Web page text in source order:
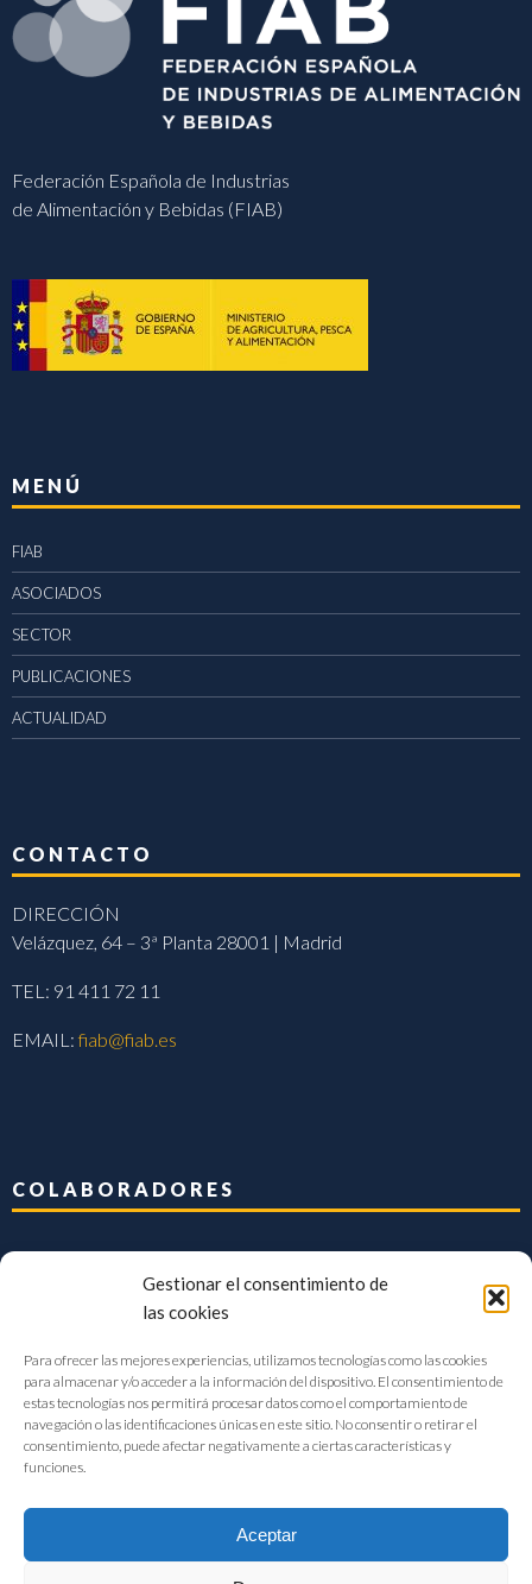
Gestionar el consentimiento de
las cookies
Para ofrecer las mejores experiencias, utilizamos tecnologías como las cookies
para almacenar y/o acceder a la información del dispositivo. El consentimiento de
estas tecnologías nos permitirá procesar datos como el comportamiento de
navegación o las identificaciones únicas en este sitio. No consentir o retirar el
consentimiento, puede afectar negativamente a ciertas características y
funciones.
Aceptar
Federación Española de Industrias
de Alimentación y Bebidas (FIAB)
MENÚ
FIAB
ASOCIADOS
SECTOR
PUBLICACIONES
ACTUALIDAD
CONTACTO
DIRECCIÓN
Velázquez, 64 – 3ª Planta 28001 | Madrid
TEL: 91 411 72 11
EMAIL:fiab@fiab.es
COLABORADORES